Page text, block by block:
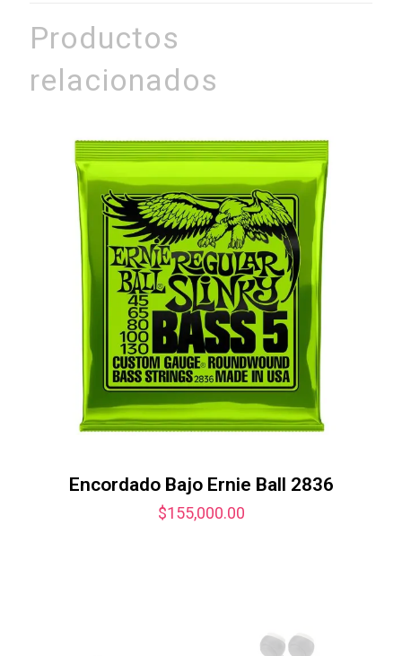
Productos
relacionados
Encordado Bajo Ernie Ball 2836
$155,000.00